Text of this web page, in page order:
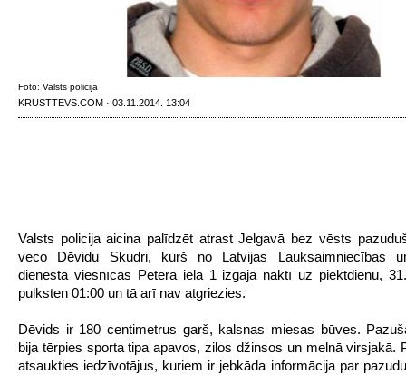
Foto: Valsts policija
KRUSTTEVS.COM · 03.11.2014. 13:04
Valsts policija aicina palīdzēt atrast Jelgavā bez vēsts
veco Dēvidu Skudri, kurš no Latvijas Lauksaimniecības
dienesta viesnīcas Pētera ielā 1 izgāja naktī uz piektdienu,
pulksten 01:00 un tā arī nav atgriezies.
Dēvids ir 180 centimetrus garš, kalsnas miesas būves.
bija tērpies sporta tipa apavos, zilos džinsos un melnā virsjakā.
atsaukties iedzīvotājus, kuriem ir jebkāda informācija par